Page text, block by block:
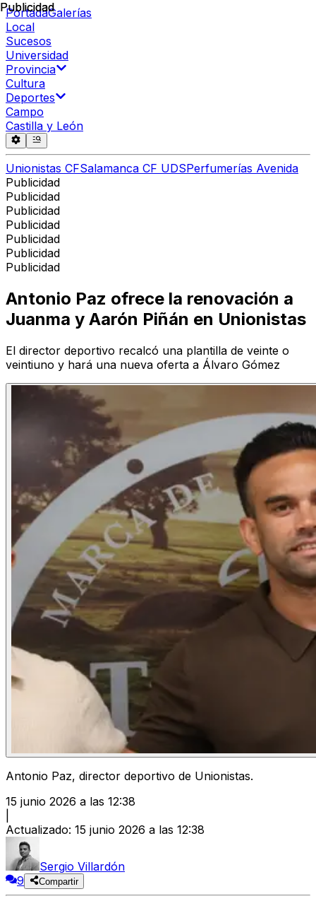
PortadaGalerías
Local
Sucesos
Universidad
Provincia
Cultura
Deportes
Campo
Castilla y León
Unionistas CFSalamanca CF UDSPerfumerías Avenida
Publicidad
Publicidad
Publicidad
Publicidad
Publicidad
Publicidad
Publicidad
Publicidad
Antonio Paz ofrece la renovación a
Juanma y Aarón Piñán en Unionistas
El director deportivo recalcó una plantilla de veinte o
veintiuno y hará una nueva oferta a Álvaro Gómez
Antonio Paz, director deportivo de Unionistas.
15 junio 2026 a las 12:38
Actualizado: 15 junio 2026 a las 12:38
Sergio Villardón
9
Compartir
Publicidad